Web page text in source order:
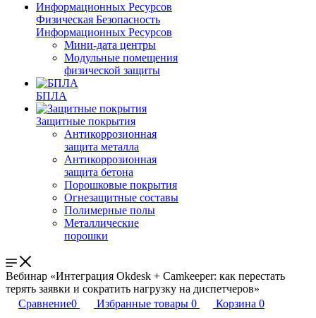
Физическая Безопасность
Информационных Ресурсов
Мини-дата центры
Модульные помещения
физической защиты
БПЛА
Защитные покрытия
Антикоррозионная
защита металла
Антикоррозионная
защита бетона
Порошковые покрытия
Огнезащитные составы
Полимерные полы
Металлические
порошки
Вебинар «Интеграция Okdesk + Camkeeper: как перестать
терять заявки и сократить нагрузку на диспетчеров»
Сравнение0 Избранные товары 0 Корзина 0